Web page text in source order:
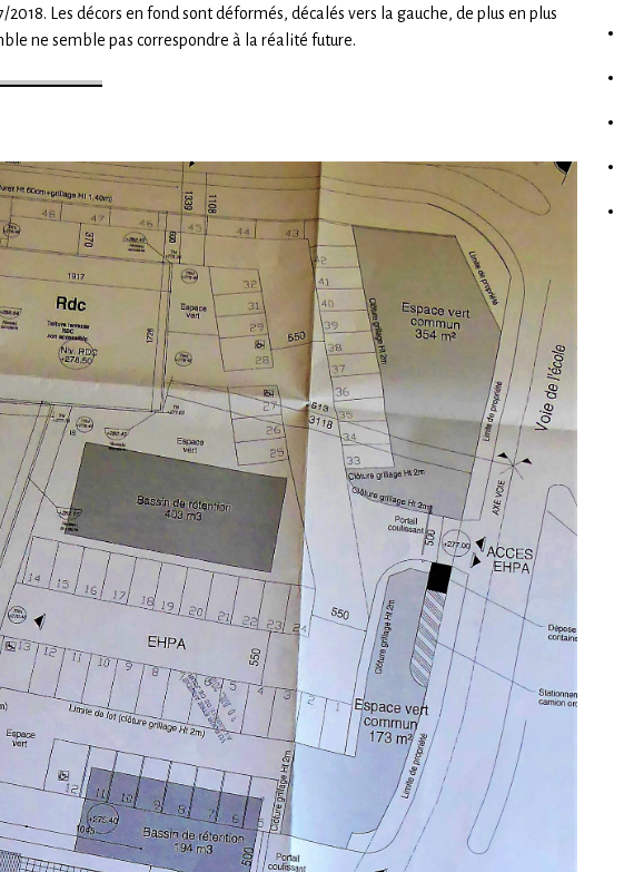
Les décors en fond sont déformés, décalés vers la gauche, de plus en plus
ne semble pas correspondre à la réalité future.